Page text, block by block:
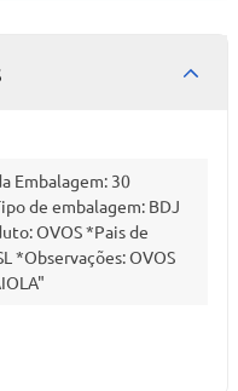
Embalagem: 30
de embalagem: BDJ
OVOS *Pais de
*Observações: OVOS